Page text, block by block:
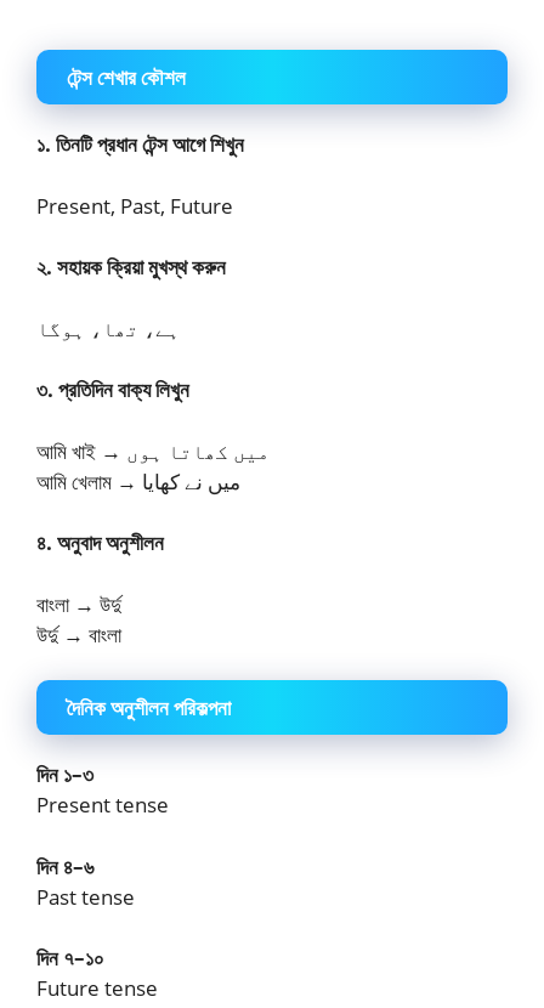
টেন্স শেখার কৌশল
১. তিনটি প্রধান টেন্স আগে শিখুন
Present, Past, Future
২. সহায়ক ক্রিয়া মুখস্থ করুন
ہے، تھا، ہوگا
৩. প্রতিদিন বাক্য লিখুন
আমি খাই → میں کھاتا ہوں
আমি খেলাম → میں نے کھایا
৪. অনুবাদ অনুশীলন
বাংলা → উর্দু
উর্দু → বাংলা
দৈনিক অনুশীলন পরিকল্পনা
দিন ১–৩
Present tense
দিন ৪–৬
Past tense
দিন ৭–১০
Future tense